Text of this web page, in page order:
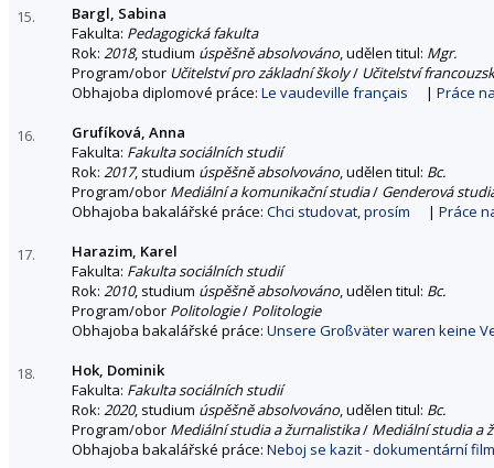
15.
Bargl, Sabina
Fakulta: Pedagogická fakulta
Rok: 2018, studium úspěšně absolvováno, udělen titul: Mgr.
Program/obor Učitelství pro základní školy/ Učitelství
Obhajoba diplomové práce: Le vaudeville français | Práce
16.
Grufíková, Anna
Fakulta: Fakulta sociálních studií
Rok: 2017, studium úspěšně absolvováno, udělen titul: Bc.
Program/obor Mediální a komunikační studia/ Genderová
Obhajoba bakalářské práce: Chci studovat, prosím | Práce
17.
Harazim, Karel
Fakulta: Fakulta sociálních studií
Rok: 2010, studium úspěšně absolvováno, udělen titul: Bc.
Program/obor Politologie/ Politologie
Obhajoba bakalářské práce: Unsere Großväter waren keine
18.
Hok, Dominik
Fakulta: Fakulta sociálních studií
Rok: 2020, studium úspěšně absolvováno, udělen titul: Bc.
Program/obor Mediální studia a žurnalistika/ Mediální studia a
Obhajoba bakalářské práce: Neboj se kazit - dokumentární